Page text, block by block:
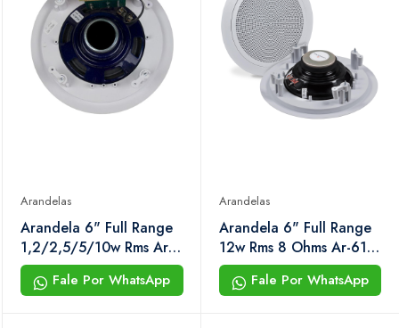
Arandelas
Arandela 6" Full Range
1,2/2,5/5/10w Rms Ar-
612 tf Hayonik
Fale Por WhatsApp
Arandelas
Arandela 6" Full Range
12w Rms 8 Ohms Ar-612
f Hayonik
Fale Por WhatsApp